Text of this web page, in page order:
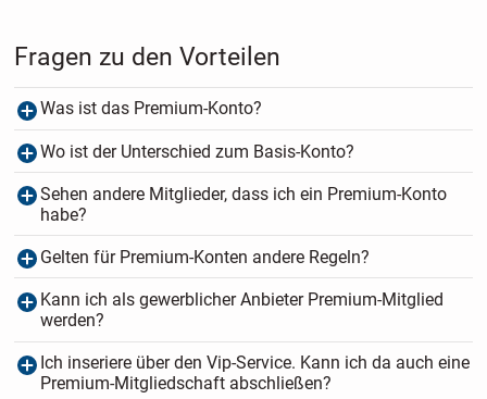
Fragen zu den Vorteilen
Was ist das Premium-Konto?
Wo ist der Unterschied zum Basis-Konto?
Sehen andere Mitglieder, dass ich ein Premium-Konto
habe?
Gelten für Premium-Konten andere Regeln?
Kann ich als gewerblicher Anbieter Premium-Mitglied
werden?
Ich inseriere über den Vip-Service. Kann ich da auch eine
Premium-Mitgliedschaft abschließen?